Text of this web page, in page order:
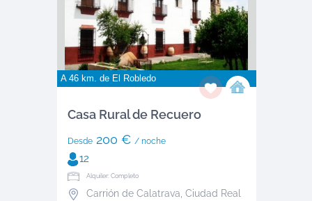
A 46 km. de El Robledo
Casa Rural de Recuero
Desde200 € / noche
12
Alquiler: Completo
Carrión de Calatrava Ciudad Real